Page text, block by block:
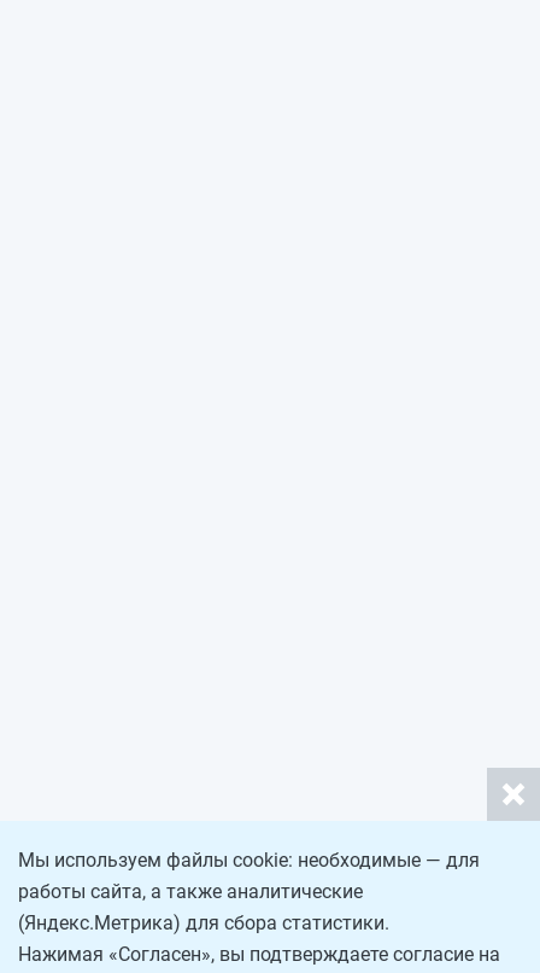
Мы используем файлы cookie: необходимые — для
работы сайта, а также аналитические
(Яндекс.Метрика) для сбора статистики.
Нажимая «Согласен», вы подтверждаете согласие на